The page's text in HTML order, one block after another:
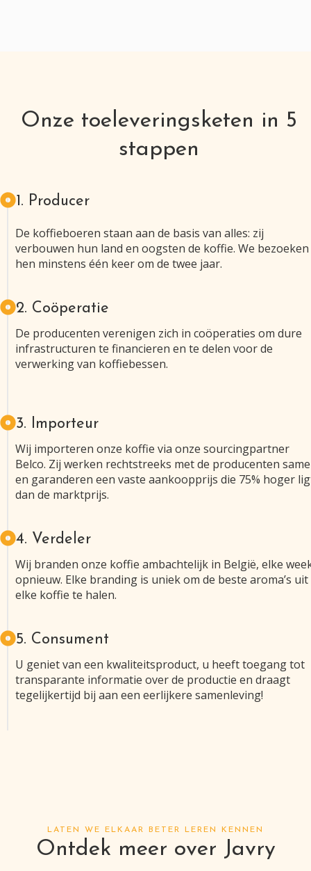
Onze toeleveringsketen in 5
stappen​
1. Producer
De koffieboeren staan aan de basis van alles: zij
verbouwen hun land en oogsten de koffie. We bezoeken
hen minstens één keer om de twee jaar.
2. Coöperatie
De producenten verenigen zich in coöperaties om dure
infrastructuren te financieren en te delen voor de
verwerking van koffiebessen.
3. Importeur
Wij importeren onze koffie via onze sourcingpartner
Belco. Zij werken rechtstreeks met de producenten
en garanderen een vaste aankoopprijs die 75% hoger
dan de marktprijs.
4. Verdeler
Wij branden onze koffie ambachtelijk in België, elke
opnieuw. Elke branding is uniek om de beste aroma’s uit
elke koffie te halen.
5. Consument
U geniet van een kwaliteitsproduct, u heeft toegang tot
transparante informatie over de productie en draagt
tegelijkertijd bij aan een eerlijkere samenleving!
LATEN WE ELKAAR BETER LEREN KENNEN
Ontdek meer over Javry